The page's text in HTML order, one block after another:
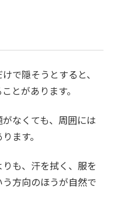
で隠そうとすると、
とがあります。
なくても、周囲には
ます。
も、汗を拭く、服を
方向のほうが自然で